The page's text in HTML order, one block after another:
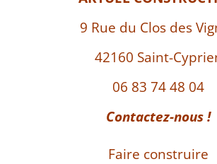
9 Rue du Clos des
42160 Saint-
06 83 74 48 04
Contactez-nous !
Faire construire